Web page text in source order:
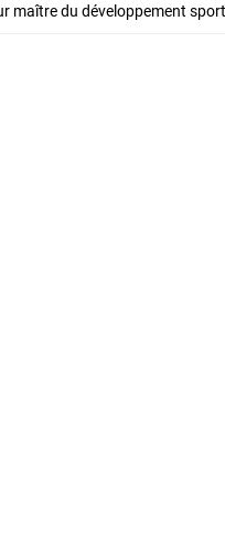
maître du développement